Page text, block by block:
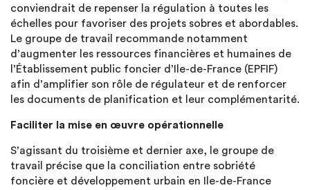
conviendrait de repenser la régulation à toutes les
échelles pour favoriser des projets sobres et abordables.
Le groupe de travail recommande notamment
d’augmenter les ressources financières et humaines de
l’Établissement public foncier d’Ile-de-France (EPFIF)
afin d’amplifier son rôle de régulateur et de renforcer
les documents de planification et leur complémentarité.
Faciliter la mise en œuvre opérationnelle
S’agissant du troisième et dernier axe, le groupe de
travail précise que la conciliation entre sobriété
foncière et développement urbain en Ile-de-France